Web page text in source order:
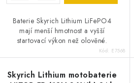
ů
Baterie Skyrich Lithium LiFePO4
mají menší hmotnost a vyšší
startovací výkon než olověné.
Kód: E7568
Skyrich Lithium motobaterie